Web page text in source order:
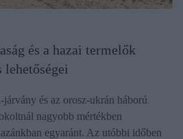
és a hazai termelők
és az orosz-ukrán háború
nagyobb mértékben
egyaránt. Az utóbbi időben